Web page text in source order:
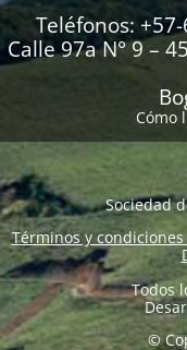
Teléfonos:
Calle 97a N° 9 –
Cómo
Sociedad
Términos y
Todos
©